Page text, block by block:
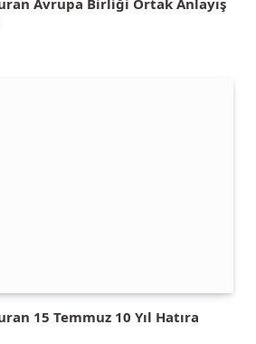
15 Temmuz 10 Yıl Hatıra